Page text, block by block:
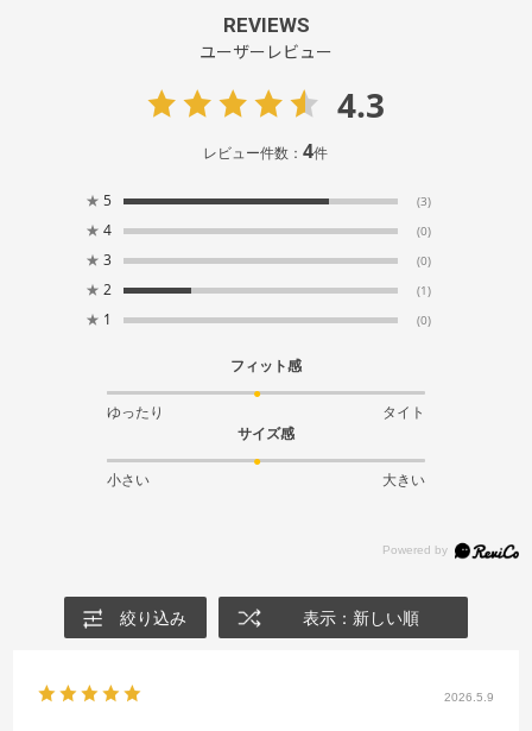
REVIEWS
ユーザーレビュー
4.3
レビュー件数：4件
★ 5 (3)
★ 4 (0)
★ 3 (0)
★ 2 (1)
★ 1 (0)
フィット感
ゆったり
タイト
サイズ感
小さい 大きい
絞り込み 表示：新しい順
2026.5.9